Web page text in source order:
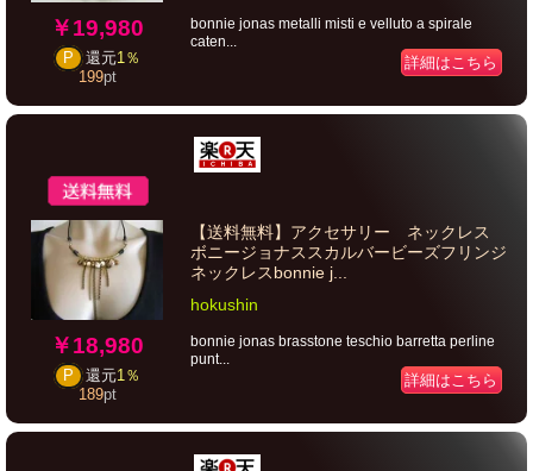
￥19,980
P 還元1％
199pt
bonnie jonas metalli misti e velluto a spirale
caten...
詳細はこちら
￥18,980
P 還元1％
189pt
【送料無料】アクセサリー ネックレス
ボニージョナススカルバービーズフリンジ
ネックレスbonnie j...
hokushin
bonnie jonas brasstone teschio barretta perline
punt...
詳細はこちら